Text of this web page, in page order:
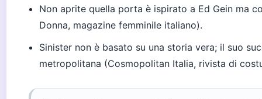
Non aprite quella porta è ispirato a Ed Gein ma
Donna, magazine femminile italiano).
Sinister non è basato su una storia vera; il suo
metropolitana (Cosmopolitan Italia, rivista di